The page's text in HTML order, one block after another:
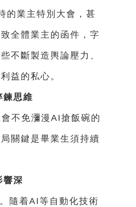
的業主特別大會，甚
全體業主的函件，字
不斷製造輿論壓力、
益的私心。
鍊思維
不免瀰漫AI搶飯碗的
關鍵是畢業生須持續
響深
隨着AI等自動化技術